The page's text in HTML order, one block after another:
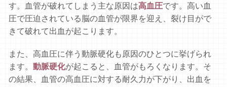
す。血管が破れてしまう主な原因は高血圧です。高い血
圧で圧迫されている脳の血管が限界を迎え、裂け目がで
きて破れて出血が起こります。
また、高血圧に伴う動脈硬化も原因のひとつに挙げられ
ます。動脈硬化が起こると、血管がもろくなります。そ
の結果、血管の高血圧に対する耐久力が下がり、出血を